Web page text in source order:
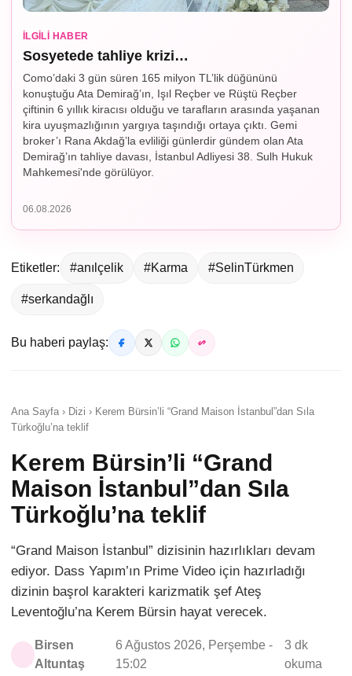
İLGILI HABER
Sosyetede tahliye krizi…
Como’daki 3 gün süren 165 milyon TL’lik düğününü
konuştuğu Ata Demirağ’ın, Işıl Reçber ve Rüştü Reçber
çiftinin 6 yıllık kiracısı olduğu ve tarafların arasında yaşanan
kira uyuşmazlığının yargıya taşındığı ortaya çıktı. Gemi
broker’ı Rana Akdağ’la evliliği günlerdir gündem olan Ata
Demirağ’ın tahliye davası, İstanbul Adliyesi 38. Sulh Hukuk
Mahkemesi'nde görülüyor.
06.08.2026
Etiketler: #anılçelik #Karma #SelinTürkmen
#serkandağlı
Bu haberi paylaş:
Ana Sayfa › Dizi › Kerem Bürsin’li “Grand Maison İstanbul”dan Sıla
Türkoğlu’na teklif
Kerem Bürsin’li “Grand
Maison İstanbul”dan Sıla
Türkoğlu’na teklif
“Grand Maison İstanbul” dizisinin hazırlıkları devam
ediyor. Dass Yapım’ın Prime Video için hazırladığı
dizinin başrol karakteri karizmatik şef Ateş
Leventoğlu’na Kerem Bürsin hayat verecek.
Birsen
Altuntaş
6 Ağustos 2026, Perşembe -
15:02
3 dk
okuma